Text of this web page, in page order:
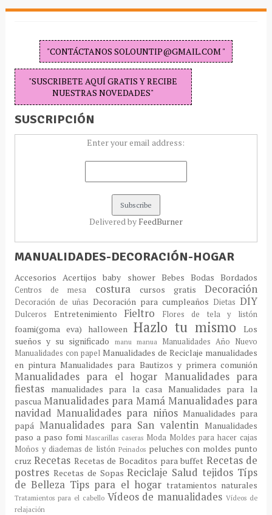
"CONTÁCTANOS SOLOUNTIP@GMAIL.COM "
"SUSCRIBETE AQUÍ GRATIS Y RECIBE
NUESTRAS NOVEDADES"
SUSCRIPCIÓN
Enter your email address:
Delivered by FeedBurner
MANUALIDADES-DECORACIÓN-HOGAR
AccesoriosAcertijosbaby shower Bebes BodasBordados
Centros de mesa costura cursos gratisDecoración
Decoración de uñas Decoración para cumpleaños DietasDIY
Dulceros Entretenimiento Fieltro Flores de tela y listón
foami(goma eva) halloween Hazlo tu mismoLos
sueños y su significado
manu manua Manualidades Año Nuevo
Manualidades con papel Manualidades de Reciclaje manualidades
en pinturaManualidades para Bautizos y primera comunión
Manualidades para el hogar Manualidades para
fiestas
manualidades para la casa Manualidades para la
pascua Manualidades para MamáManualidades para
navidadManualidades para niños Manualidades para
papá Manualidades para San valentinManualidades
paso a paso fomi Mascarillas caseras Moda Moldes para hacer cajas
Moños y diademas de listón Peinados peluches con moldes punto
cruzRecetas Recetas de Bocaditos para buffet Recetas de
postres Recetas de SopasReciclaje Saludtejidos Típs
de Belleza Tips para el hogar tratamientos naturales
Tratamientos para el cabello Vídeos de manualidadesVídeos de
relajación